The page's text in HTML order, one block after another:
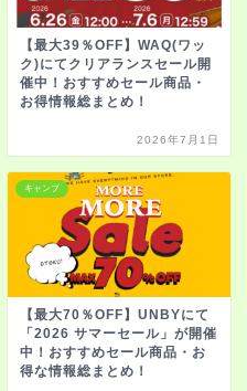
【最大39％OFF】WAQ(ワッ
ク)にてクリアランスセール開
催中！おすすめセール商品・
お得情報総まとめ！
2026年7月1日
キャンプ
【最大70％OFF】UNBYにて
「2026 サマーセール」が開催
中！おすすめセール商品・お
得な情報総まとめ！